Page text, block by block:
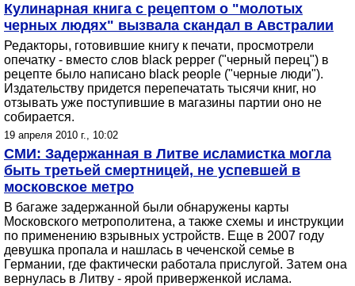
Кулинарная книга с рецептом о "молотых
черных людях" вызвала скандал в Австралии
Редакторы, готовившие книгу к печати, просмотрели
опечатку - вместо слов black pepper ("черный перец") в
рецепте было написано black people ("черные люди").
Издательству придется перепечатать тысячи книг, но
отзывать уже поступившие в магазины партии оно не
собирается.
19 апреля 2010 г., 10:02
СМИ: Задержанная в Литве исламистка могла
быть третьей смертницей, не успевшей в
московское метро
В багаже задержанной были обнаружены карты
Московского метрополитена, а также схемы и инструкции
по применению взрывных устройств. Еще в 2007 году
девушка пропала и нашлась в чеченской семье в
Германии, где фактически работала прислугой. Затем она
вернулась в Литву - ярой приверженкой ислама.